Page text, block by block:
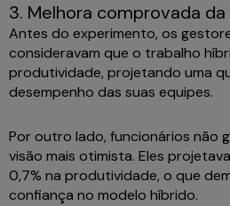
3. Melhora comprovada
Antes do experimento, os
consideravam que o trabalho
produtividade, projetando uma
desempenho das suas equipes.
Por outro lado, funcionários não
visão mais otimista. Eles
0,7% na produtividade, o que
confiança no modelo híbrido.